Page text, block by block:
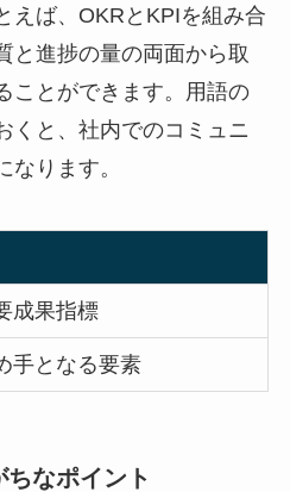
えば、OKRとKPIを組み合
と進捗の量の両面から取
ことができます。用語の
くと、社内でのコミュニ
ります。
成果指標
手となる要素
なポイント